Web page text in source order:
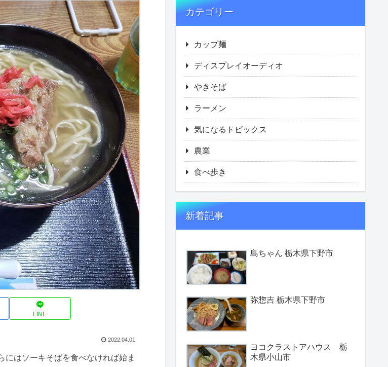
LINE
2022.04.01
はソーキそばを食べなければ始ま
カテゴリー
カップ麺
ディスプレイオーディオ
やきそば
ラーメン
気になるトピックス
農業
食べ歩き
新着記事
島ちゃん 栃木県下野市
弥惣吉 栃木県下野市
ヨコクラストアハウス 栃
木県小山市